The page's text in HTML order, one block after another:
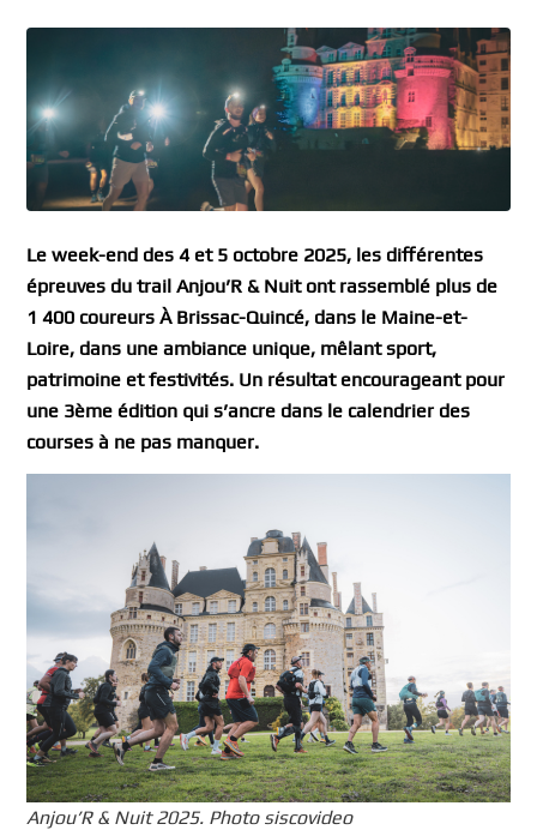
Le week-end des 4 et 5 octobre 2025, les différentes
épreuves du trail Anjou’R & Nuit ont rassemblé plus de
1 400 coureurs À Brissac-Quincé, dans le Maine-et-
Loire, dans une ambiance unique, mêlant sport,
patrimoine et festivités. Un résultat encourageant pour
une 3ème édition qui s’ancre dans le calendrier des
courses à ne pas manquer.
Anjou’R & Nuit 2025. Photo siscovideo